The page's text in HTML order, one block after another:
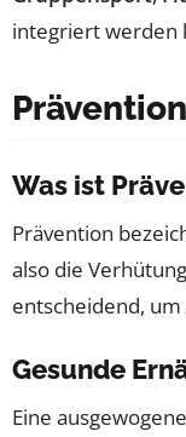
integriert werden
Was ist
Prävention
also die
entscheidend,
Gesunde
Eine